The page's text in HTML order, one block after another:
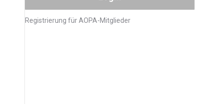
Registrierung für AOPA-Mitglieder